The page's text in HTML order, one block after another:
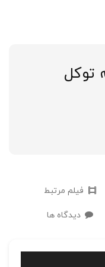
فیلم مرتبط
دیدگاه ها